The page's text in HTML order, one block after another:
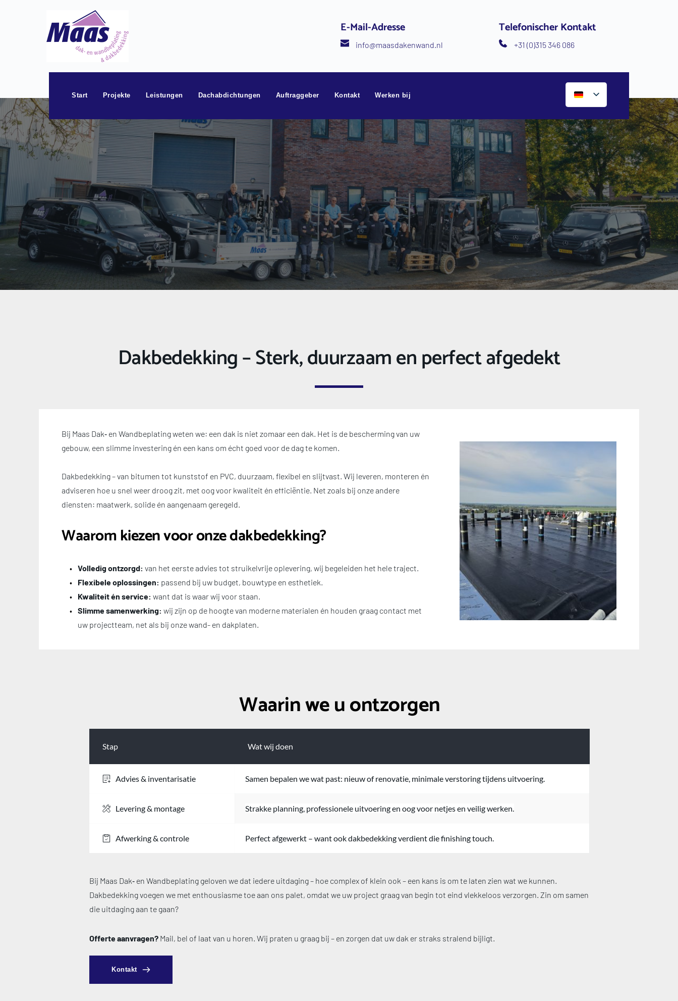
E-Mail-Adresse
info@maasdakenwand.nl
Telefonischer Kontakt
+31 (0)315 346 086
Start Projekte Leistungen Dachabdichtungen Auftraggeber Kontakt Werken bij
Dakbedekking – Sterk, duurzaam en perfect afgedekt
Bij Maas Dak‑ en Wandbeplating weten we: een dak is niet zomaar een dak. Het is de bescherming van uw
gebouw, een slimme investering én een kans om écht goed voor de dag te komen.
Dakbedekking – van bitumen tot kunststof en PVC, duurzaam, flexibel en slijtvast. Wij leveren, monteren én
adviseren hoe u snel weer droog zit, met oog voor kwaliteit én efficiëntie. Net zoals bij onze andere
diensten: maatwerk, solide én aangenaam geregeld.
Waarom kiezen voor onze dakbedekking?
Volledig ontzorgd: van het eerste advies tot struikelvrije oplevering, wij begeleiden het hele traject.
Flexibele oplossingen: passend bij uw budget, bouwtype en esthetiek.
Kwaliteit én service: want dat is waar wij voor staan.
Slimme samenwerking: wij zijn op de hoogte van moderne materialen én houden graag contact met
uw projectteam, net als bij onze wand- en dakplaten.
Waarin we u ontzorgen
Stap Wat wij doen
Advies & inventarisatie Samen bepalen we wat past: nieuw of renovatie, minimale verstoring tijdens uitvoering.
Levering & montage Strakke planning, professionele uitvoering en oog voor netjes en veilig werken.
Afwerking & controle Perfect afgewerkt – want ook dakbedekking verdient die finishing touch.
Bij Maas Dak‑ en Wandbeplating geloven we dat iedere uitdaging – hoe complex of klein ook – een kans is om te laten zien wat we kunnen.
Dakbedekking voegen we met enthousiasme toe aan ons palet, omdat we uw project graag van begin tot eind vlekkeloos verzorgen. Zin om samen
die uitdaging aan te gaan?
Offerte aanvragen? Mail, bel of laat van u horen. Wij praten u graag bij – en zorgen dat uw dak er straks stralend bijligt.
Kontakt